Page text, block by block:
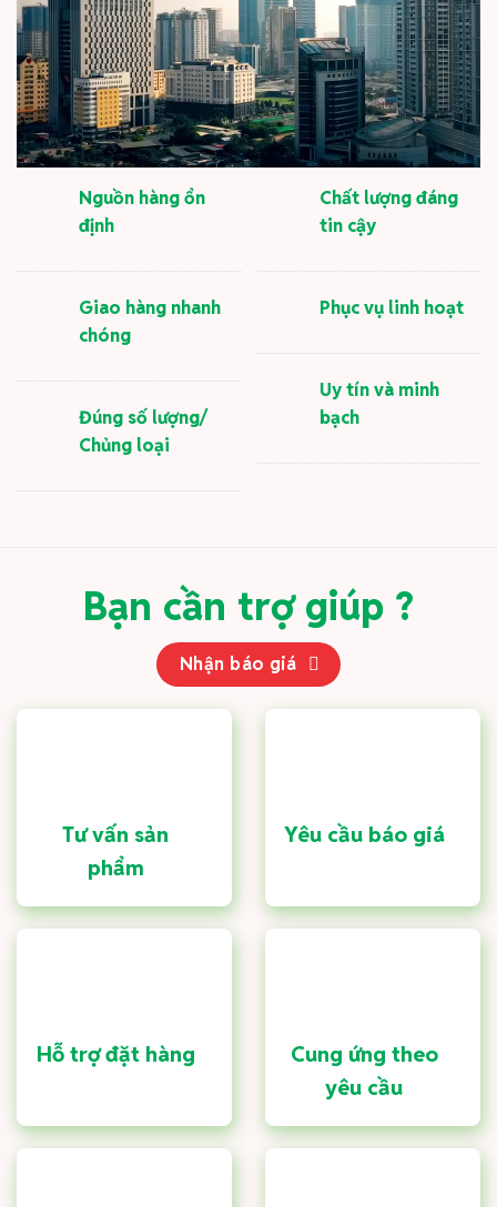
Nguồn hàng ổn
định
Giao hàng nhanh
chóng
Đúng số lượng/
Chủng loại
Chất lượng đáng
tin cậy
Phục vụ linh hoạt
Uy tín và minh
bạch
Bạn cần trợ giúp ?
Nhận báo giá
Tư vấn sản
phẩm
Yêu cầu báo giá
Hỗ trợ đặt hàng
Cung ứng theo
yêu cầu